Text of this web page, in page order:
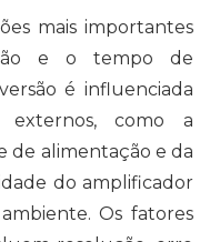
mais importantes
e o tempo de
é influenciada
externos, como a
de alimentação e da
do amplificador
Os fatores